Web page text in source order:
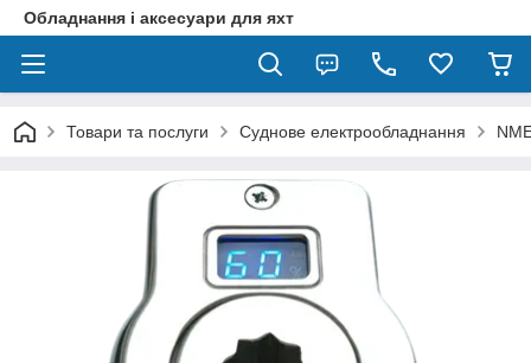
Обладнання і аксесуари для яхт
Товари та послуги Суднове електрообладнання